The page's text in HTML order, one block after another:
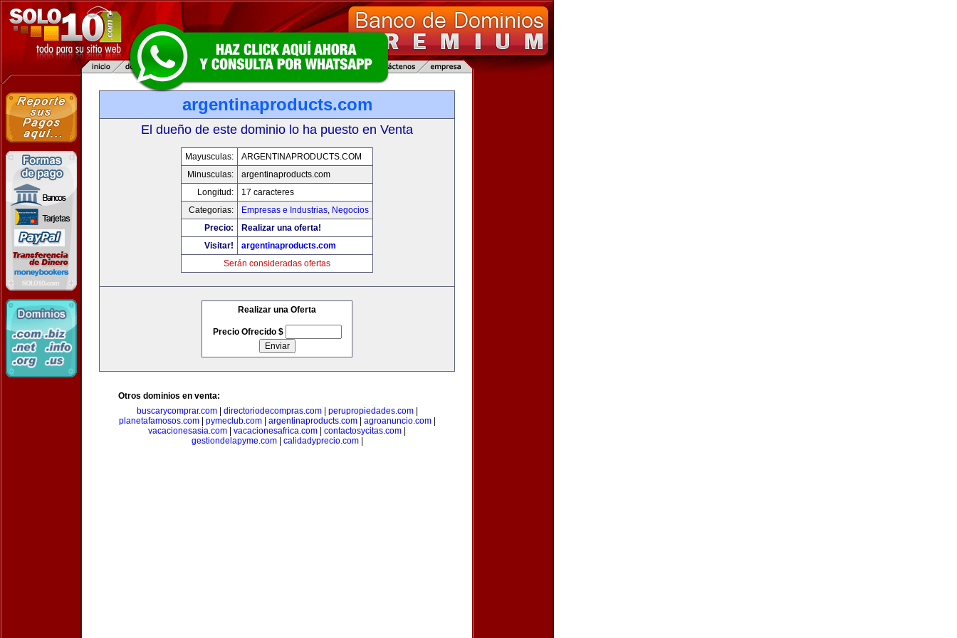
argentinaproducts.com
El dueño de este dominio lo ha puesto en Venta
Mayusculas:
ARGENTINAPRODUCTS.COM
Minusculas:
argentinaproducts.com
Longitud:
17 caracteres
Categorias:
Empresas e Industrias, Negocios
Precio:
Realizar una oferta!
Visitar!
argentinaproducts.com
Serán consideradas ofertas
Realizar una Oferta
Precio Ofrecido $
Otros dominios en venta:
buscarycomprar.com| directoriodecompras.com| perupropiedades.com|
planetafamosos.com| pymeclub.com| argentinaproducts.com| agroanuncio.com|
vacacionesasia.com
vacacionesafrica.com contactosycitas.com
gestiondelapyme.com| calidadyprecio.com|